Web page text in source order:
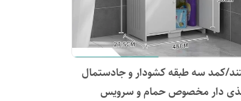
کمد سه طبقه کشودار و جادستمال
دار مخصوص حمام و سرویس